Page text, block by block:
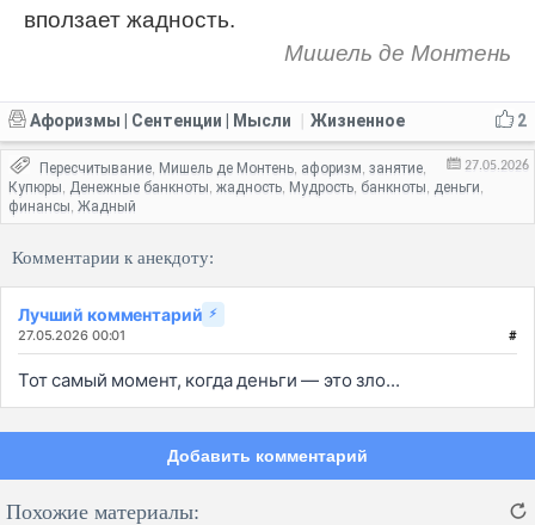
вползает жадность.
Мишель де Монтень
2
Афоризмы | Сентенции | Мысли Жизненное
27.05.2026
Пересчитывание, Мишель де Монтень, афоризм, занятие,
Купюры, Денежные банкноты, жадность, Мудрость, банкноты, деньги,
финансы, Жадный
Комментарии к анекдоту:
Лучший комментарий ⚡
27.05.2026 00:01 #
Тот самый момент, когда деньги — это зло...
Добавить комментарий
Похожие материалы: